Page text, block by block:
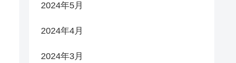
2024年5月
2024年4月
2024年3月